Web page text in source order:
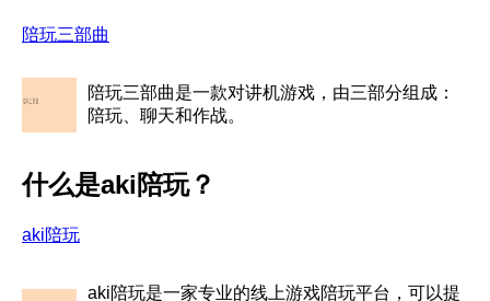
陪玩三部曲
陪玩三部曲是一款对讲机游戏，由三部分组成：
陪玩、聊天和作战。
什么是aki陪玩？
aki陪玩
aki陪玩是一家专业的线上游戏陪玩平台，可以提